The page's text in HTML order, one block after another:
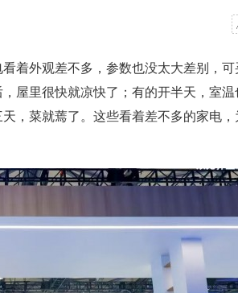
外观差不多，参数也没太大差别，可
屋里很快就凉快了；有的开半天，室温
，菜就蔫了。这些看着差不多的家电，